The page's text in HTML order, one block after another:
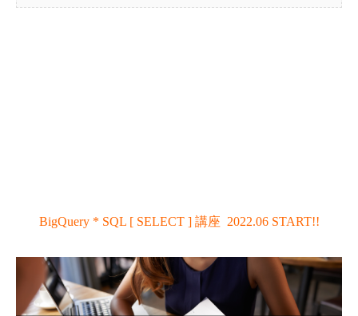
BigQuery * SQL [ SELECT ] 講座 2022.06 START!!